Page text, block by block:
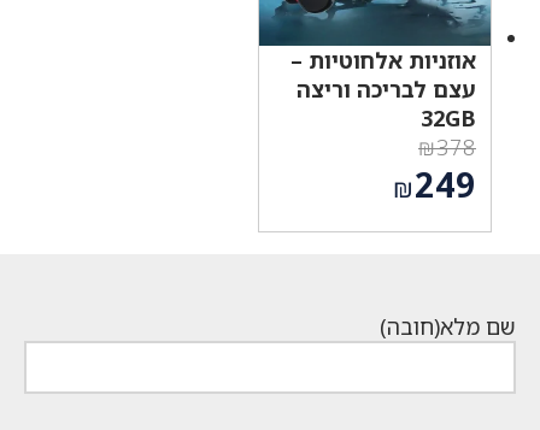
אוזניות אלחוטיות –
עצם לבריכה וריצה
32GB
₪378
המחיר
המקורי
היה:
₪249
שם מלא(חובה)